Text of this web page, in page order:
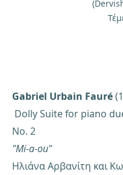
Gabriel Urbain Fauré
Dolly Suite for piano
No. 2
"Mi-a-ou"
Ηλιάνα Αρβανίτη και